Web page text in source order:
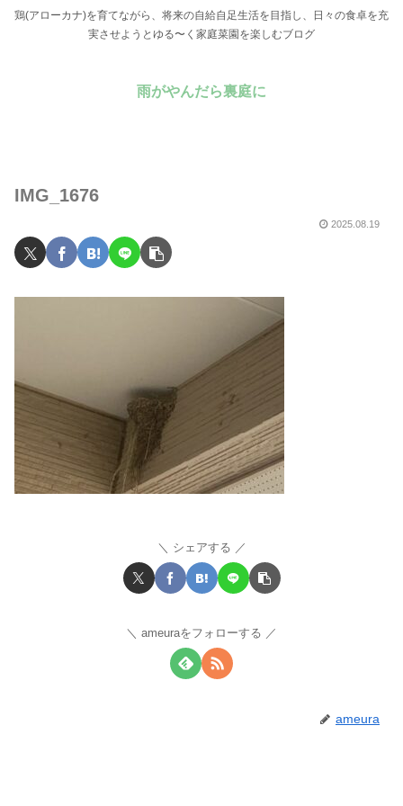
鶏(アローカナ)を育てながら、将来の自給自足生活を目指し、日々の食卓を充
実させようとゆる〜く家庭菜園を楽しむブログ
雨がやんだら裏庭に
IMG_1676
2025.08.19
シェアする
ameuraをフォローする
ameura